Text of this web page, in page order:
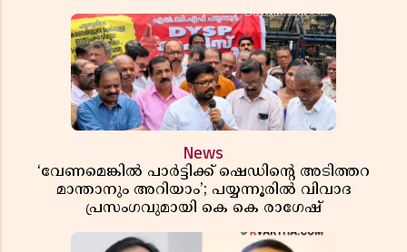
News
‘വേണമെങ്കിൽ പാർട്ടിക്ക് ഷെഡിൻ്റെ അടിത്തറ
മാന്താനും അറിയാം’; പയ്യന്നൂരിൽ വിവാദ
പ്രസംഗവുമായി കെ കെ രാഗേഷ്